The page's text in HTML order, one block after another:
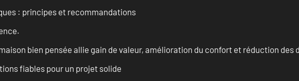
: principes et recommandations
bien pensée allie gain de valeur, amélioration du confort et réduction des
fiables pour un projet solide